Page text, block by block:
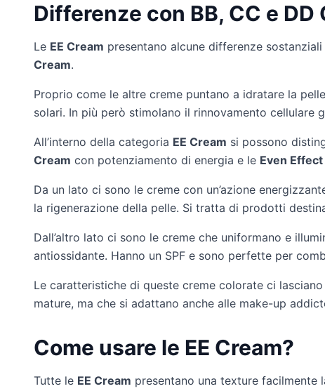
Differenze con BB, CC e DD
Le EE Cream presentano alcune differenze
Cream.
Proprio come le altre creme puntano a idratare la
solari. In più però stimolano il rinnovamento cellulare
All’interno della categoria EE Cream si possono
Cream con potenziamento di energia e le Even
Da un lato ci sono le creme con un’azione
la rigenerazione della pelle. Si tratta di prodotti
Dall’altro lato ci sono le creme che uniformano e
antiossidante. Hanno un SPF e sono perfette per
Le caratteristiche di queste creme colorate ci
mature, ma che si adattano anche alle make-up
Come usare le EE Cream?
Tutte le EE Cream presentano una texture facilmente